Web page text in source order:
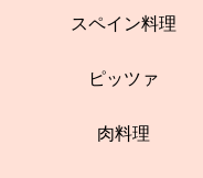
スペイン料理
ピッツァ
肉料理